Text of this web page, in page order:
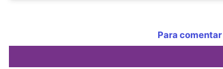
Para